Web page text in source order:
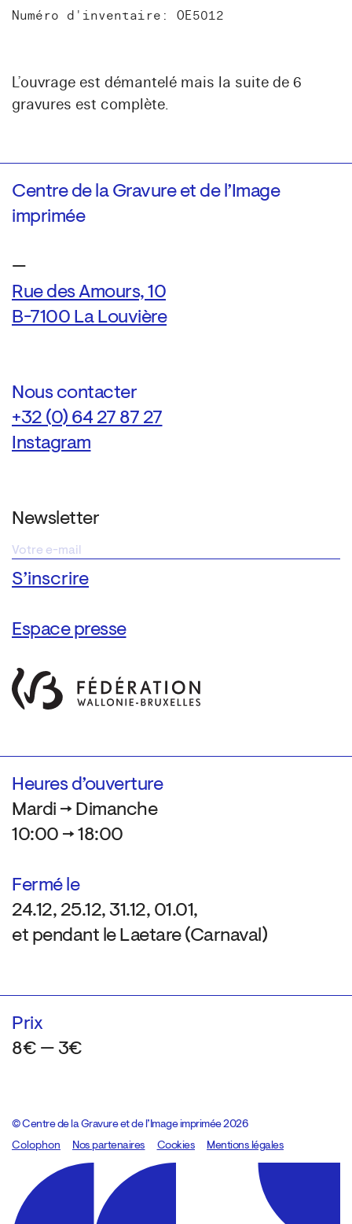
Numéro d'inventaire: OE5012
L’ouvrage est démantelé mais la suite de 6
gravures est complète.
Centre de la Gravure et de l’Image
imprimée
—
Rue des Amours, 10
B-7100 La Louvière
Nous contacter
+32 (0) 64 27 87 27
Instagram
Newsletter
Espace presse
Heures d’ouverture
Mardi → Dimanche
10:00 → 18:00
Fermé le
24.12, 25.12, 31.12, 01.01,
et pendant le Laetare (Carnaval)
Prix
8€ — 3€
© Centre de la Gravure et de l’Image imprimée 2026
Colophon
Design:Marcel Kaczmarek, code:8080.studio
Nos partenaires Cookies Mentions légales